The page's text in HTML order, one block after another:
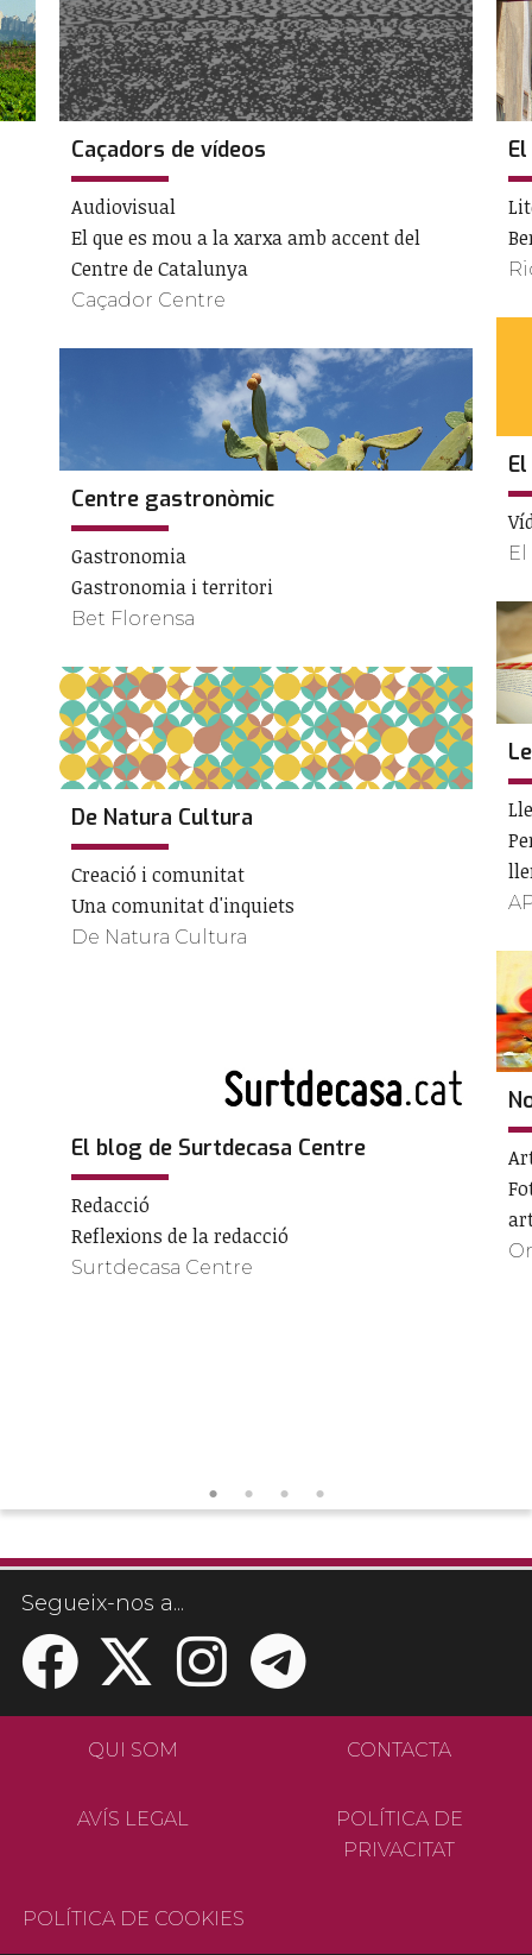
Caçadors de vídeos
Audiovisual
El que es mou a la xarxa amb accent del
Centre de Catalunya
Caçador Centre
Centre gastronòmic
Gastronomia
Gastronomia i territori
Bet Florensa
De Natura Cultura
Creació i comunitat
Una comunitat d'inquiets
De Natura Cultura
El blog de Surtdecasa Centre
Redacció
Reflexions de la redacció
Surtdecasa Centre
Segueix-nos a...
QUI SOM CONTACTA
AVÍS LEGAL
POLÍTICA DE
PRIVACITAT
POLÍTICA DE COOKIES